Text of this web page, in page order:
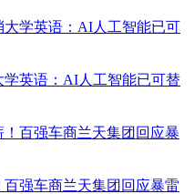
英语：AI人工智能已可替
强车商兰天集团回应暴雷